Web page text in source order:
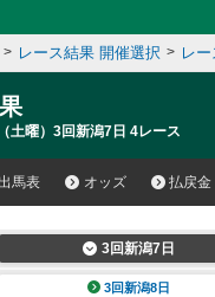
> レース結果 開催選択 > レ
土曜）3回新潟7日 4レース
馬表 オッズ 払戻金
3回新潟7日
3回新潟8日